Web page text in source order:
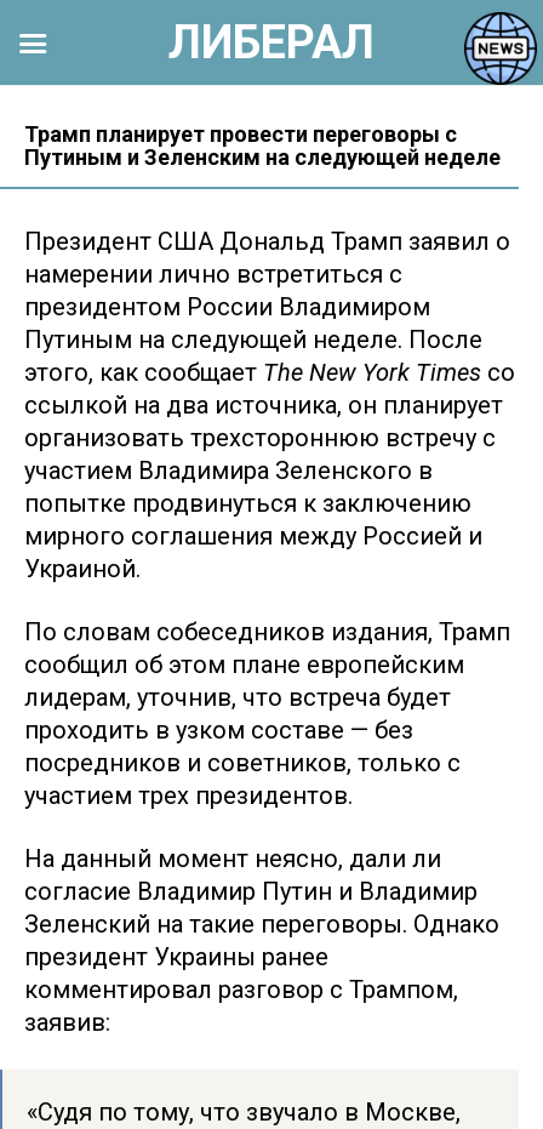
контенту
Трамп планирует провести переговоры с
Путиным и Зеленским на следующей неделе
Президент США Дональд Трамп заявил о
намерении лично встретиться с
президентом России Владимиром
Путиным на следующей неделе. После
этого, как сообщает The New York Times со
ссылкой на два источника, он планирует
организовать трехстороннюю встречу с
участием Владимира Зеленского в
попытке продвинуться к заключению
мирного соглашения между Россией и
Украиной.
По словам собеседников издания, Трамп
сообщил об этом плане европейским
лидерам, уточнив, что встреча будет
проходить в узком составе — без
посредников и советников, только с
участием трех президентов.
На данный момент неясно, дали ли
согласие Владимир Путин и Владимир
Зеленский на такие переговоры. Однако
президент Украины ранее
комментировал разговор с Трампом,
заявив:
«Судя по тому, что звучало в Москве,
ЛИБЕРАЛ